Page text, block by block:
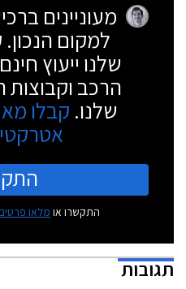
מעוניינים
למקום
שלנו ייעוץ
הרכב וקבוצות
שלנו. קבלו
התקשרו או מלאו פרטים
תגובות